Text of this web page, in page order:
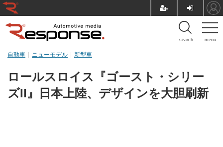
menu
search
ロールスロイス『ゴースト・シリー
ズII』日本上陸、デザインを大胆刷新
自動車 ニューモデル 新型車